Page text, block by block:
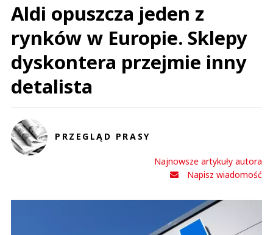
Aldi opuszcza jeden z
rynków w Europie. Sklepy
dyskontera przejmie inny
detalista
PRZEGLĄD PRASY
Najnowsze artykuły autora
Napisz wiadomość